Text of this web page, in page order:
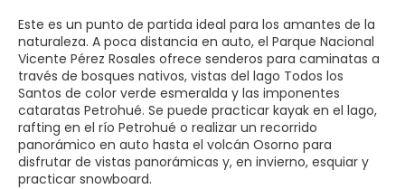
Este es un punto de partida ideal para los amantes de la
naturaleza. A poca distancia en auto, el Parque Nacional
Vicente Pérez Rosales ofrece senderos para caminatas a
través de bosques nativos, vistas del lago Todos los
Santos de color verde esmeralda y las imponentes
cataratas Petrohué. Se puede practicar kayak en el lago,
rafting en el río Petrohué o realizar un recorrido
panorámico en auto hasta el volcán Osorno para
disfrutar de vistas panorámicas y, en invierno, esquiar y
practicar snowboard.